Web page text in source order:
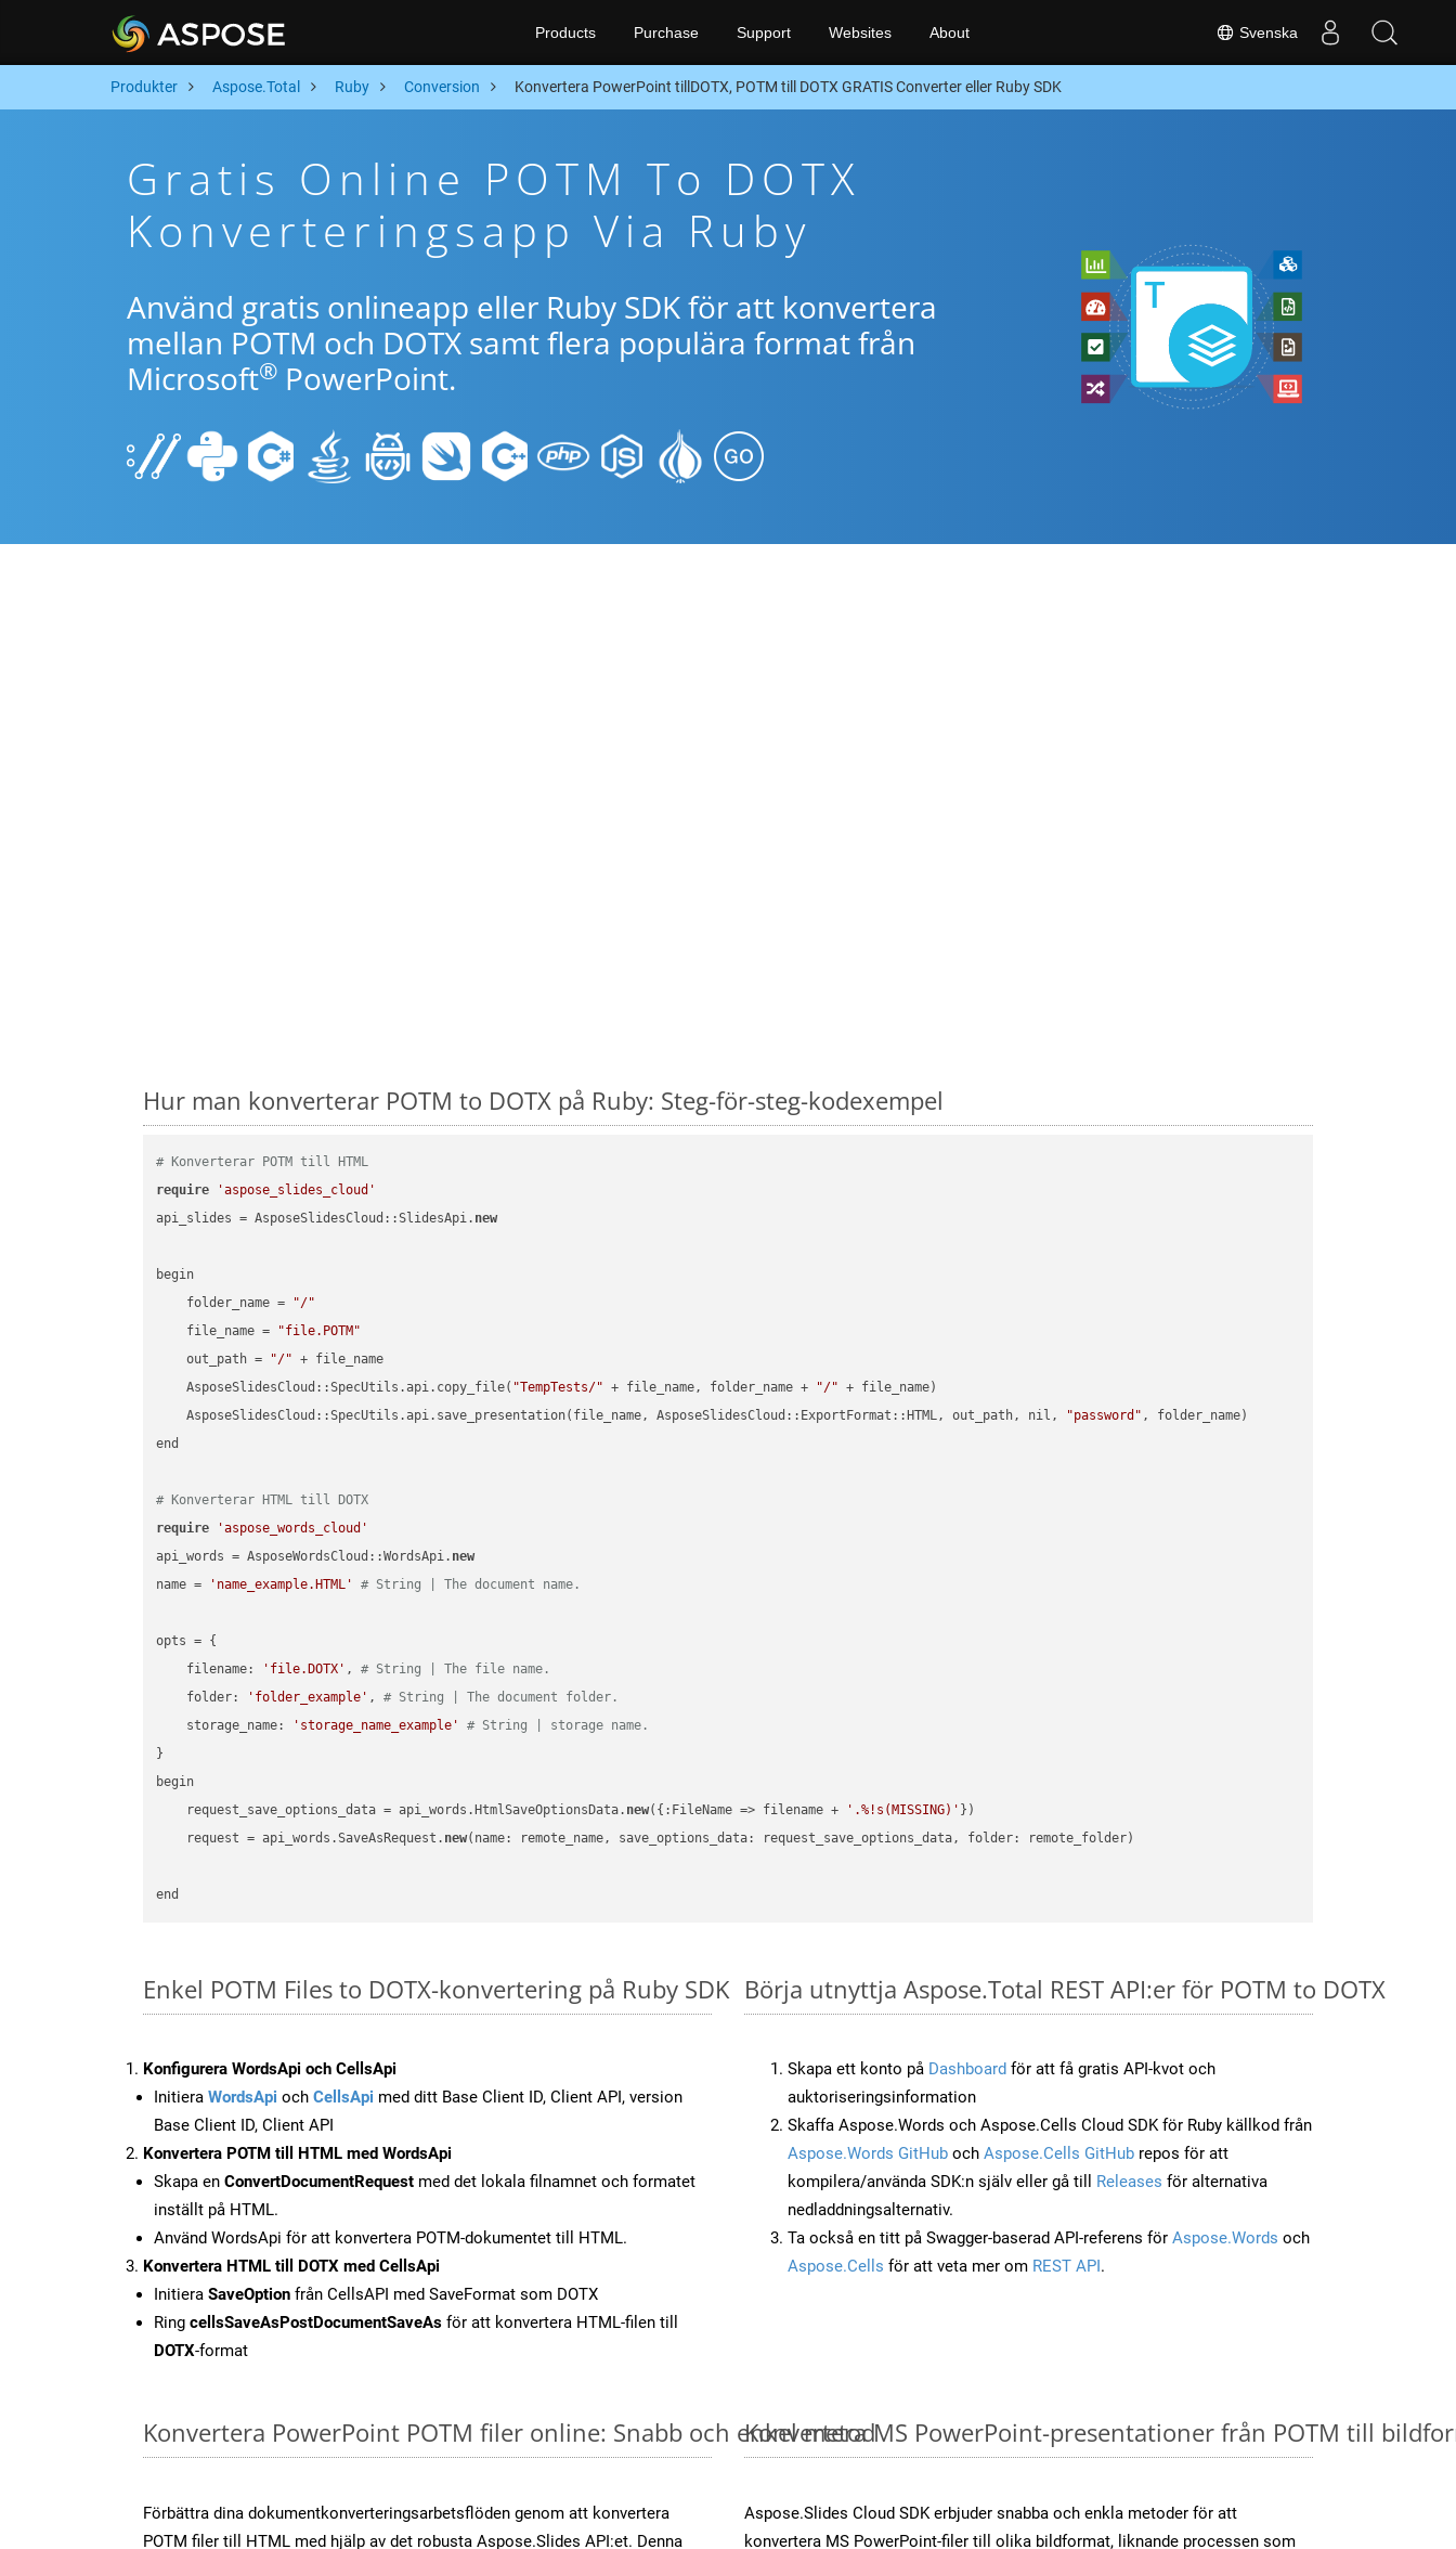
Svenska
Products Purchase Support Websites About
Produkter Aspose.Total Ruby Conversion Konvertera PowerPoint tillDOTX, POTM till DOTX GRATIS Converter eller Ruby SDK
Gratis Online POTM To DOTX
Konverteringsapp Via Ruby
Använd gratis onlineapp eller Ruby SDK för att konvertera
mellan POTM och DOTX samt flera populära format från
Microsoft® PowerPoint.
Hur man konverterar POTM to DOTX på Ruby: Steg-för-steg-kodexempel
# Konverterar POTM till HTML
require
'aspose_slides_cloud'
api_slides = AsposeSlidesCloud::SlidesApi. new
begin
    folder_name =
"/"
    file_name =
"file.POTM"
    out_path =
"/" + file_name
    AsposeSlidesCloud::SpecUtils.api.copy_file(
"TempTests/" + file_name, folder_name + "/" + file_name)
    AsposeSlidesCloud::SpecUtils.api.save_presentation(file_name, AsposeSlidesCloud::ExportFormat::HTML, out_path, nil,
"password" , folder_name)
end
# Konverterar HTML till DOTX
require
'aspose_words_cloud'
api_words = AsposeWordsCloud::WordsApi. new
name =
'name_example.HTML' # String | The document name.
opts = {
    filename:
'file.DOTX' , # String | The file name.
    folder:
'folder_example' , # String | The document folder.
    storage_name:
'storage_name_example'
# String | storage name.
}
begin
    request_save_options_data = api_words.HtmlSaveOptionsData.
new({:FileName => filename + '.%!s(MISSING)' })
    request = api_words.SaveAsRequest.
new(name: remote_name, save_options_data: request_save_options_data, folder: remote_folder)
Enkel POTM Files to DOTX-konvertering på Ruby SDK
Konfigurera WordsApi och CellsApi
Initiera WordsApi och CellsApi med ditt Base Client ID, Client API, version
Base Client ID, Client API
Konvertera POTM till HTML med WordsApi
Skapa en ConvertDocumentRequest med det lokala filnamnet och formatet
inställt på HTML.
Använd WordsApi för att konvertera POTM-dokumentet till HTML.
Konvertera HTML till DOTX med CellsApi
Initiera SaveOption från CellsAPI med SaveFormat som DOTX
Ring cellsSaveAsPostDocumentSaveAs för att konvertera HTML-filen till
DOTX-format
Börja utnyttja Aspose.Total REST API:er för POTM to DOTX
Skapa ett konto på Dashboard för att få gratis API-kvot och
auktoriseringsinformation
Skaffa Aspose.Words och Aspose.Cells Cloud SDK för Ruby källkod från
Aspose.Words GitHub och Aspose.Cells GitHub repos för att
kompilera/använda SDK:n själv eller gå till Releases för alternativa
nedladdningsalternativ.
Ta också en titt på Swagger-baserad API-referens för Aspose.Words och
Aspose.Cells för att veta mer om REST API.
Konvertera PowerPoint POTM filer online: Snabb och enkel metod
Förbättra dina dokumentkonverteringsarbetsflöden genom att konvertera
POTM filer till HTML med hjälp av det robusta Aspose.Slides API:et. Denna
Konvertera MS PowerPoint-presentationer från POTM till
Aspose.Slides Cloud SDK erbjuder snabba och enkla metoder för att
konvertera MS PowerPoint-filer till olika bildformat, liknande processen som